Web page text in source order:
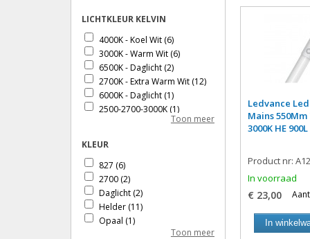
Ledvance Led
Mains 550Mm
3000K HE
Product nr:
In voorraad
€ 23,00
In
6.5W(5)
7W(15)
7.2W(2)
7.5W(10)
8W(8)
8.5W(3)
9W(10)
9.6W
11W (8)
11.5W(4)
12W(11)
13W(2)
14W(4)
LICHTKLEUR KELVIN
4000K - Koel Wit (6)
3000K - Warm Wit (6)
6500K - Daglicht (2)
2700K - Extra Warm Wit (12)
6000K - Daglicht (1)
2500-2700-3000K (1)
Toon meer
KLEUR
827 (6)
2700 (2)
Daglicht (2)
Helder (11)
Opaal (1)
Toon meer